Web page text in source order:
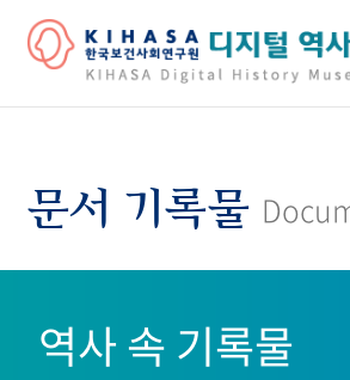
문서 기록물
역사 속 기록물